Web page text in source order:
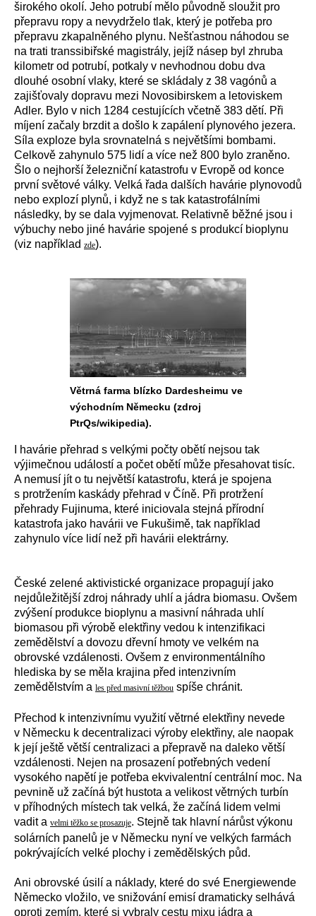
širokého okolí. Jeho potrubí mělo původně sloužit pro
přepravu ropy a nevydrželo tlak, který je potřeba pro
přepravu zkapalněného plynu. Nešťastnou náhodou se
na trati transsibiřské magistrály, jejíž násep byl zhruba
kilometr od potrubí, potkaly v nevhodnou dobu dva
dlouhé osobní vlaky, které se skládaly z 38 vagónů a
zajišťovaly dopravu mezi Novosibirskem a letoviskem
Adler. Bylo v nich 1284 cestujících včetně 383 dětí. Při
míjení začaly brzdit a došlo k zapálení plynového jezera.
Síla exploze byla srovnatelná s největšími bombami.
Celkově zahynulo 575 lidí a více než 800 bylo zraněno.
Šlo o nejhorší železniční katastrofu v Evropě od konce
první světové války. Velká řada dalších havárie plynovodů
nebo explozí plynů, i když ne s tak katastrofálními
následky, by se dala vyjmenovat. Relativně běžné jsou i
výbuchy nebo jiné havárie spojené s produkcí bioplynu
(viz například zde).
Větrná farma blízko Dardesheimu ve
východním Německu (zdroj
PtrQs/wikipedia).
I havárie přehrad s velkými počty obětí nejsou tak
výjimečnou událostí a počet obětí může přesahovat tisíc.
A nemusí jít o tu největší katastrofu, která je spojena
s protržením kaskády přehrad v Číně. Při protržení
přehrady Fujinuma, které iniciovala stejná přírodní
katastrofa jako havárii ve Fukušimě, tak například
zahynulo více lidí než při havárii elektrárny.
České zelené aktivistické organizace propagují jako
nejdůležitější zdroj náhrady uhlí a jádra biomasu. Ovšem
zvýšení produkce bioplynu a masivní náhrada uhlí
biomasou při výrobě elektřiny vedou k intenzifikaci
zemědělství a dovozu dřevní hmoty ve velkém na
obrovské vzdálenosti. Ovšem z environmentálního
hlediska by se měla krajina před intenzivním
zemědělstvím a les před masivní těžbou spíše chránit.
Přechod k intenzivnímu využití větrné elektřiny nevede
v Německu k decentralizaci výroby elektřiny, ale naopak
k její ještě větší centralizaci a přepravě na daleko větší
vzdálenosti. Nejen na prosazení potřebných vedení
vysokého napětí je potřeba ekvivalentní centrální moc. Na
pevnině už začíná být hustota a velikost větrných turbín
v příhodných místech tak velká, že začíná lidem velmi
vadit a velmi těžko se prosazuje. Stejně tak hlavní nárůst výkonu
solárních panelů je v Německu nyní ve velkých farmách
pokrývajících velké plochy i zemědělských půd.
Ani obrovské úsilí a náklady, které do své Energiewende
Německo vložilo, ve snižování emisí dramaticky selhává
oproti zemím, které si vybraly cestu mixu jádra a